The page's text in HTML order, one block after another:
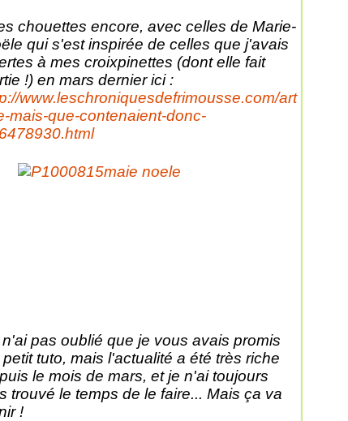
chouettes encore, avec celles de Marie-
qui s'est inspirée de celles que j'avais
à mes croixpinettes (dont elle fait
!) en mars dernier ici :
www.leschroniquesdefrimousse.com/art
mais-que-contenaient-donc-
pas oublié que je vous avais promis
tuto, mais l'actualité a été très riche
le mois de mars, et je n'ai toujours
trouvé le temps de le faire... Mais ça va
!